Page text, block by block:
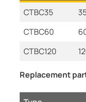
CTBC35
CTBC60
CTBC120
Replacement